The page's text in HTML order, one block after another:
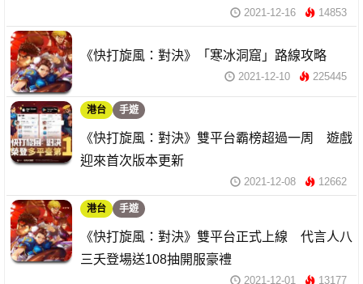
2021-12-16 14853
《快打旋風：對決》「寒冰洞窟」路線攻略
2021-12-10 225445
港台 手遊
《快打旋風：對決》雙平台霸榜超過一周 遊戲
迎來首次版本更新
2021-12-08 12662
港台 手遊
《快打旋風：對決》雙平台正式上線 代言人八
三夭登場送108抽開服豪禮
2021-12-01 13177